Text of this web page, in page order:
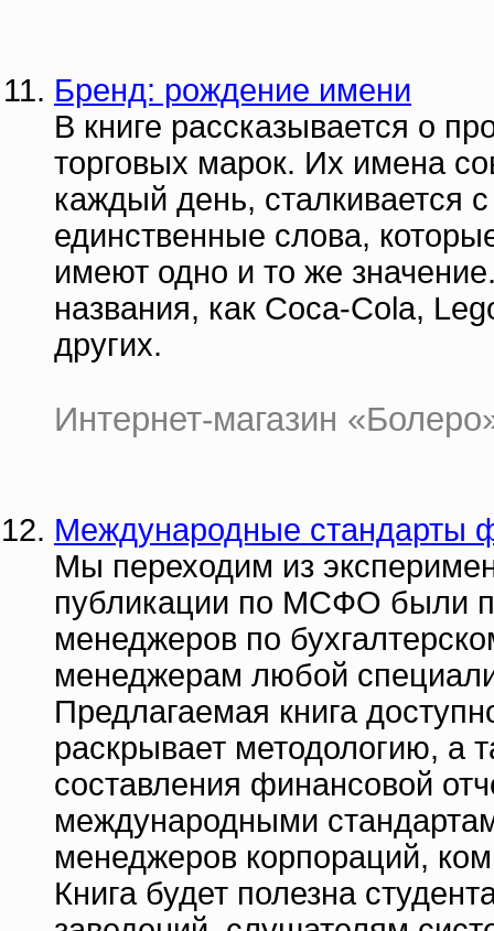
Бренд: рождение имени
В книге рассказывается о
торговых марок. Их имена
каждый день, сталкивается
единственные слова,
имеют одно и то же
названия, как Coca-Cola,
других.
Интернет-магазин
Международные стандарты
Мы переходим из
публикации по МСФО были
менеджеров по
менеджерам любой
Предлагаемая книга
раскрывает методологию, а
составления финансовой
международными
менеджеров корпораций,
Книга будет полезна